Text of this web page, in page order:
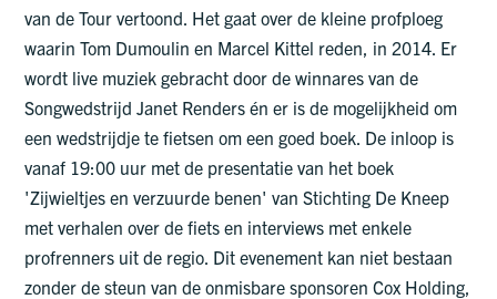
van de Tour vertoond. Het gaat over de kleine profploeg
waarin Tom Dumoulin en Marcel Kittel reden, in 2014. Er
wordt live muziek gebracht door de winnares van de
Songwedstrijd Janet Renders én er is de mogelijkheid om
een wedstrijdje te fietsen om een goed boek. De inloop is
vanaf 19:00 uur met de presentatie van het boek
'Zijwieltjes en verzuurde benen' van Stichting De Kneep
met verhalen over de fiets en interviews met enkele
profrenners uit de regio. Dit evenement kan niet bestaan
zonder de steun van de onmisbare sponsoren Cox Holding,